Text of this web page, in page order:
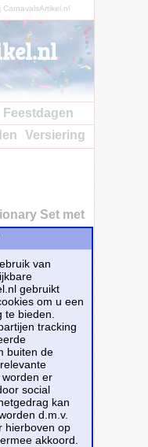
Feestdagen
Versiering
Set met
van
gebruikt
om u een
bieden.
tracking
buiten de
er
social
kan
d.m.v.
hierboven op
akkoord.